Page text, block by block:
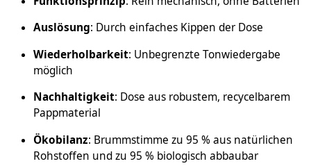
Auslösung: Durch einfaches Kippen der Dose
Wiederholbarkeit: Unbegrenzte Tonwiedergabe
möglich
Nachhaltigkeit: Dose aus robustem, recycelbarem
Pappmaterial
Ökobilanz: Brummstimme zu 95 % aus natürlichen
Rohstoffen und zu 95 % biologisch abbaubar